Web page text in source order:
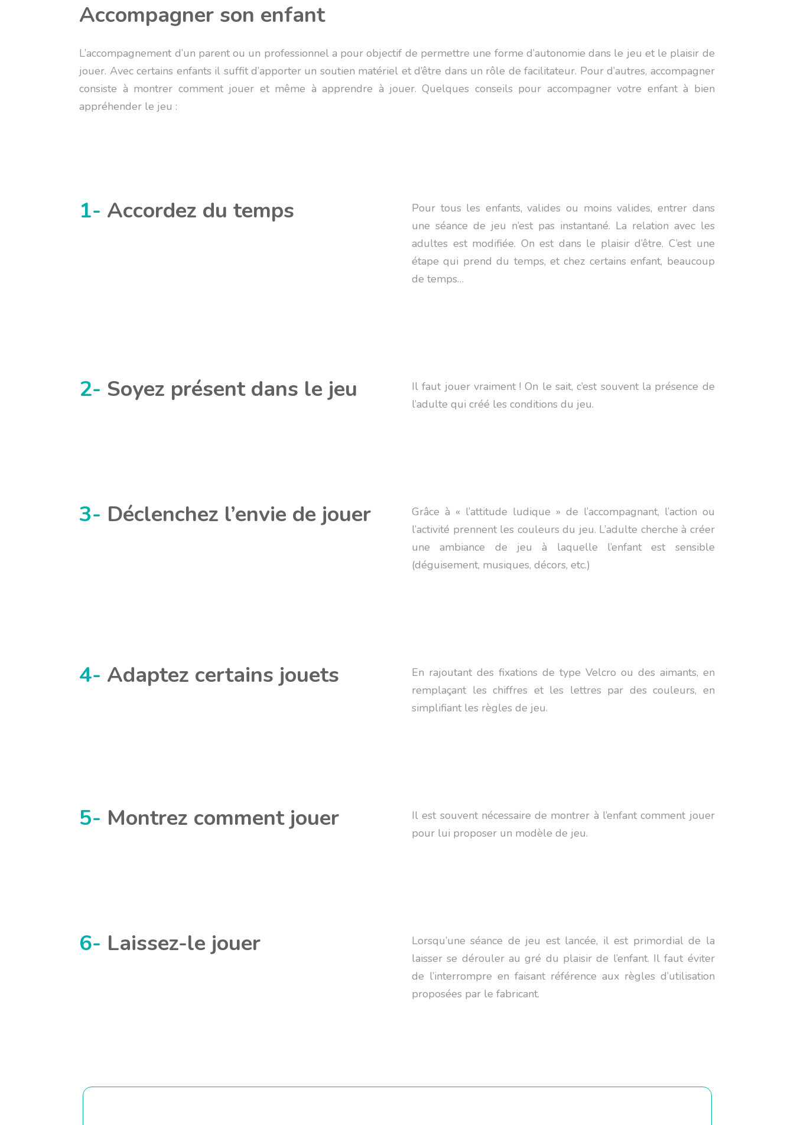
Accompagner son enfant
L’accompagnement d’un parent ou un professionnel a pour objectif de permettre une forme d’autonomie dans le jeu et le plaisir de
jouer. Avec certains enfants il suffit d’apporter un soutien matériel et d’être dans un rôle de facilitateur. Pour d’autres, accompagner
consiste à montrer comment jouer et même à apprendre à jouer. Quelques conseils pour accompagner votre enfant à bien
appréhender le jeu :
1- Accordez du temps
Pour tous les enfants, valides ou moins valides, entrer dans
une séance de jeu n’est pas instantané. La relation avec les
adultes est modifiée. On est dans le plaisir d’être. C’est une
étape qui prend du temps, et chez certains enfant, beaucoup
de temps…
2- Soyez présent dans le jeu
Il faut jouer vraiment ! On le sait, c’est souvent la présence de
l’adulte qui créé les conditions du jeu.
3- Déclenchez l’envie de jouer
Grâce à « l’attitude ludique » de l’accompagnant, l’action ou
l’activité prennent les couleurs du jeu. L’adulte cherche à créer
une ambiance de jeu à laquelle l’enfant est sensible
(déguisement, musiques, décors, etc.)
4- Adaptez certains jouets
En rajoutant des fixations de type Velcro ou des aimants, en
remplaçant les chiffres et les lettres par des couleurs, en
simplifiant les règles de jeu.
5- Montrez comment jouer
Il est souvent nécessaire de montrer à l’enfant comment jouer
pour lui proposer un modèle de jeu.
6- Laissez-le jouer
Lorsqu’une séance de jeu est lancée, il est primordial de la
laisser se dérouler au gré du plaisir de l’enfant. Il faut éviter
de l’interrompre en faisant référence aux règles d’utilisation
proposées par le fabricant.